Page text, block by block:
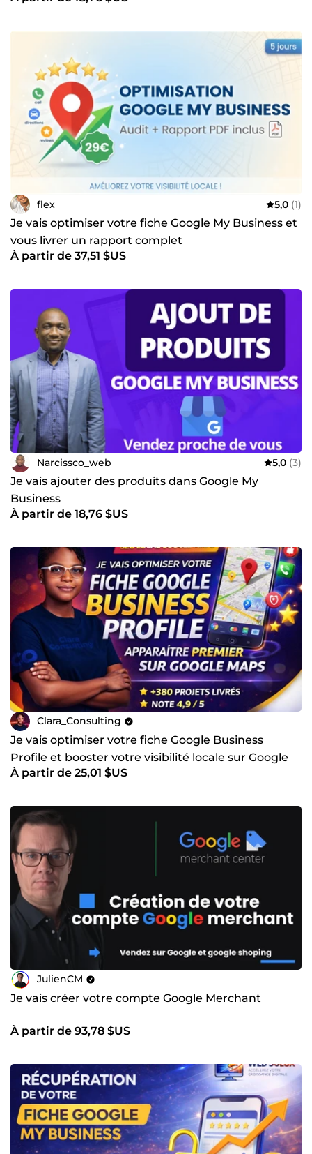
flex 5,0 (1)
Je vais optimiser votre fiche Google My Business et
vous livrer un rapport complet
À partir de 37,51 $US
Narcissco_web 5,0 (3)
Je vais ajouter des produits dans Google My
Business
À partir de 18,76 $US
Clara_Consulting
Je vais optimiser votre fiche Google Business
Profile et booster votre visibilité locale sur Google
Maps
À partir de 25,01 $US
JulienCM
Je vais créer votre compte Google Merchant
À partir de 93,78 $US